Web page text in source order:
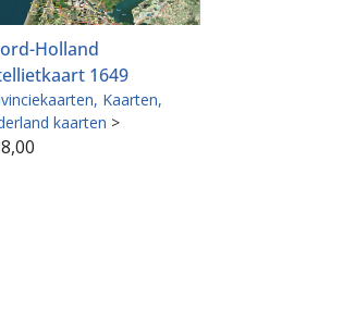
Holland
1649
Kaarten
kaarten >